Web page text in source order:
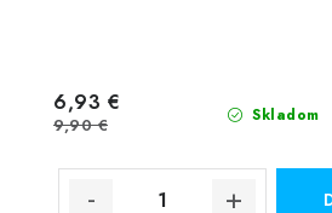
Skladom
6,93 €
9,90 €